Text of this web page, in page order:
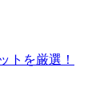
トを厳選！